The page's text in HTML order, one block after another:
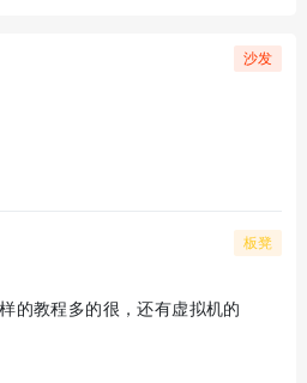
沙发
板凳
的教程多的很，还有虚拟机的